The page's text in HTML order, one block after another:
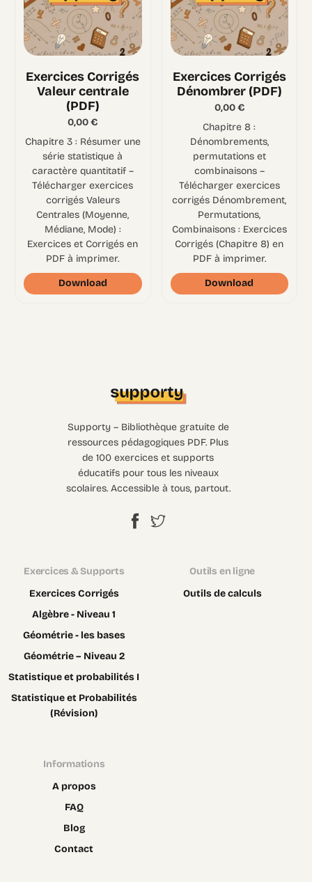
Exercices Corrigés
Valeur centrale
(PDF)
0,00€
Chapitre 3 : Résumer une
série statistique à
caractère quantitatif –
Télécharger exercices
corrigés Valeurs
Centrales (Moyenne,
Médiane, Mode) :
Exercices et Corrigés en
PDF à imprimer.
Download
Exercices Corrigés
Dénombrer (PDF)
0,00€
Chapitre 8 :
Dénombrements,
permutations et
combinaisons –
Télécharger exercices
corrigés Dénombrement,
Permutations,
Combinaisons : Exercices
Corrigés (Chapitre 8) en
PDF à imprimer.
Download
Supporty – Bibliothèque gratuite de
ressources pédagogiques PDF. Plus
de 100 exercices et supports
éducatifs pour tous les niveaux
scolaires. Accessible à tous, partout.
Exercices & Supports
Exercices Corrigés
Algèbre - Niveau 1
Géométrie - les bases
Géométrie – Niveau 2
Statistique et probabilités I
Statistique et Probabilités
(Révision)
Outils en ligne
Outils de calculs
Informations
A propos
FAQ
Blog
Contact